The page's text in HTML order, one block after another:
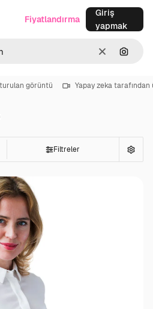
Temizlemek
Fiyatlandırma
Giriş
yapmak
görüntü Yapay zeka
Filtreler